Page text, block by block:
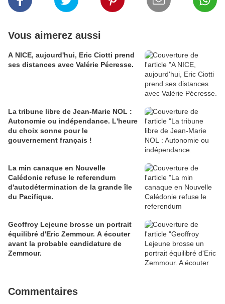
Vous aimerez aussi
A NICE, aujourd'hui, Eric Ciotti prend
ses distances avec Valérie Pécresse.
La tribune libre de Jean-Marie NOL :
Autonomie ou indépendance. L'heure
du choix sonne pour le
gouvernement français !
La min canaque en Nouvelle
Calédonie refuse le referendum
d'autodétermination de la grande île
du Pacifique.
Geoffroy Lejeune brosse un portrait
équilibré d'Eric Zemmour. A écouter
avant la probable candidature de
Zemmour.
Commentaires